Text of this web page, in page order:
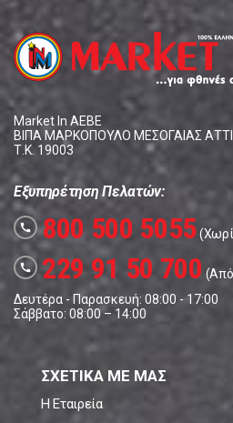
Market In ΑΕΒΕ
ΒΙΠΑ ΜΑΡΚΟΠΟΥΛΟ ΜΕΣΟΓΑΙΑΣ
Τ.Κ. 19003
Εξυπηρέτηση Πελατών:
call 800 500 5055
call 229 91 50 700 (Από
Δευτέρα - Παρασκευή: 08:00 - 17:00
Σάββατο: 08:00 – 14:00
ΣΧΕΤΙΚΑ ΜΕ ΜΑΣ
Η Εταιρεία